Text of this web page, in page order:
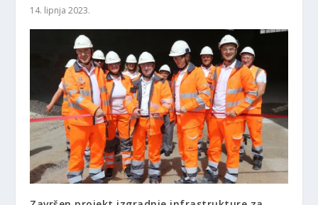
14. lipnja 2023.